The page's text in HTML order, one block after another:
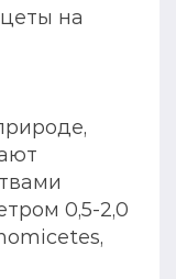
0,5-2,0